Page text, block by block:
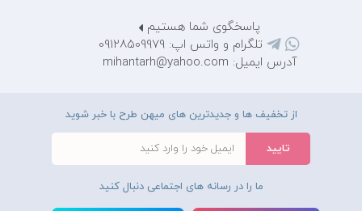
پاسخگوی شما هستیم
تلگرام و واتس اپ: 09128509979
آدرس ایمیل: mihantarh@yahoo.com
از تخفیف ها و جدیدترین های میهن طرح با خبر شوید
ما را در رسانه های اجتماعی دنبال کنید